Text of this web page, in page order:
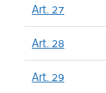
Art. 27
Art. 28
Art. 29